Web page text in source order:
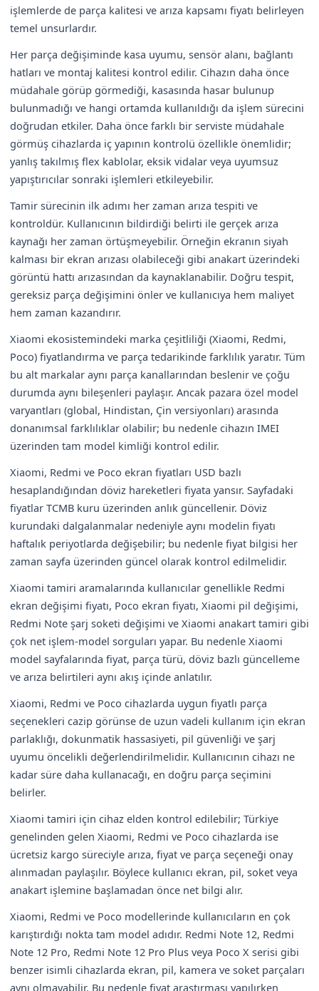
işlemlerde de parça kalitesi ve arıza kapsamı fiyatı belirleyen
temel unsurlardır.
Her parça değişiminde kasa uyumu, sensör alanı, bağlantı
hatları ve montaj kalitesi kontrol edilir. Cihazın daha önce
müdahale görüp görmediği, kasasında hasar bulunup
bulunmadığı ve hangi ortamda kullanıldığı da işlem sürecini
doğrudan etkiler. Daha önce farklı bir serviste müdahale
görmüş cihazlarda iç yapının kontrolü özellikle önemlidir;
yanlış takılmış flex kablolar, eksik vidalar veya uyumsuz
yapıştırıcılar sonraki işlemleri etkileyebilir.
Tamir sürecinin ilk adımı her zaman arıza tespiti ve
kontroldür. Kullanıcının bildirdiği belirti ile gerçek arıza
kaynağı her zaman örtüşmeyebilir. Örneğin ekranın siyah
kalması bir ekran arızası olabileceği gibi anakart üzerindeki
görüntü hattı arızasından da kaynaklanabilir. Doğru tespit,
gereksiz parça değişimini önler ve kullanıcıya hem maliyet
hem zaman kazandırır.
Xiaomi ekosistemindeki marka çeşitliliği (Xiaomi, Redmi,
Poco) fiyatlandırma ve parça tedarikinde farklılık yaratır. Tüm
bu alt markalar aynı parça kanallarından beslenir ve çoğu
durumda aynı bileşenleri paylaşır. Ancak pazara özel model
varyantları (global, Hindistan, Çin versiyonları) arasında
donanımsal farklılıklar olabilir; bu nedenle cihazın IMEI
üzerinden tam model kimliği kontrol edilir.
Xiaomi, Redmi ve Poco ekran fiyatları USD bazlı
hesaplandığından döviz hareketleri fiyata yansır. Sayfadaki
fiyatlar TCMB kuru üzerinden anlık güncellenir. Döviz
kurundaki dalgalanmalar nedeniyle aynı modelin fiyatı
haftalık periyotlarda değişebilir; bu nedenle fiyat bilgisi her
zaman sayfa üzerinden güncel olarak kontrol edilmelidir.
Xiaomi tamiri aramalarında kullanıcılar genellikle Redmi
ekran değişimi fiyatı, Poco ekran fiyatı, Xiaomi pil değişimi,
Redmi Note şarj soketi değişimi ve Xiaomi anakart tamiri gibi
çok net işlem-model sorguları yapar. Bu nedenle Xiaomi
model sayfalarında fiyat, parça türü, döviz bazlı güncelleme
ve arıza belirtileri aynı akış içinde anlatılır.
Xiaomi, Redmi ve Poco cihazlarda uygun fiyatlı parça
seçenekleri cazip görünse de uzun vadeli kullanım için ekran
parlaklığı, dokunmatik hassasiyeti, pil güvenliği ve şarj
uyumu öncelikli değerlendirilmelidir. Kullanıcının cihazı ne
kadar süre daha kullanacağı, en doğru parça seçimini
belirler.
Xiaomi tamiri için cihaz elden kontrol edilebilir; Türkiye
genelinden gelen Xiaomi, Redmi ve Poco cihazlarda ise
ücretsiz kargo süreciyle arıza, fiyat ve parça seçeneği onay
alınmadan paylaşılır. Böylece kullanıcı ekran, pil, soket veya
anakart işlemine başlamadan önce net bilgi alır.
Xiaomi, Redmi ve Poco modellerinde kullanıcıların en çok
karıştırdığı nokta tam model adıdır. Redmi Note 12, Redmi
Note 12 Pro, Redmi Note 12 Pro Plus veya Poco X serisi gibi
benzer isimli cihazlarda ekran, pil, kamera ve soket parçaları
aynı olmayabilir. Bu nedenle fiyat araştırması yapılırken